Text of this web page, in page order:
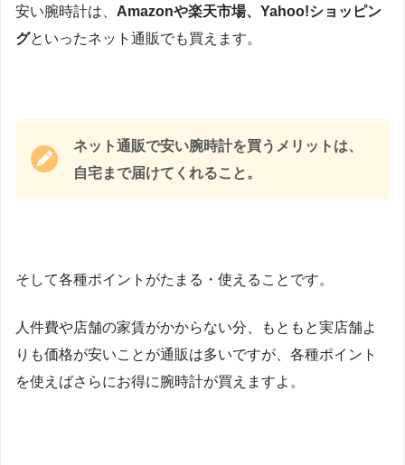
安い腕時計は、 Amazonや楽天市場、Yahoo!ショッピン
グといったネット通販でも買えます。
ネット通販で安い腕時計を買うメリットは、
自宅まで届けてくれること。
そして各種ポイントがたまる・使えることです。
人件費や店舗の家賃がかからない分、もともと実店舗よ
りも価格が安いことが通販は多いですが、各種ポイント
を使えばさらにお得に腕時計が買えますよ。